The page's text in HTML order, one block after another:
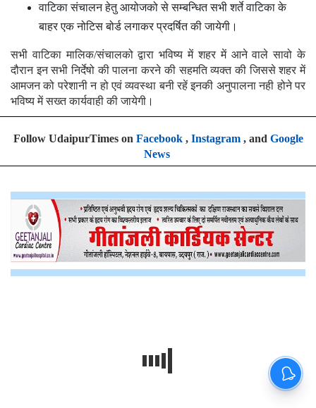
वाटिका संचालन हेतु आयोजको से सम्बन्धित सभी शर्ते वाटिका के
बाहर एक नोटिस बोर्ड लगाकर प्रदर्षित की जायेगी।
सभी वाटिका मालिक/संचालको द्वारा भविष्य में शहर में आने वाले सावो के
दौरान इन सभी निर्देषो की पालना करने की सहमति व्यक्त की जिससे शहर में
आमजन को परेशानी न हो एवं व्यवस्था बनी रहें इनकी अनुपालना नही होने पर
भविष्य में सख्त कार्यवाही की जायेगी।
Follow UdaipurTimes on Facebook, Instagram, and Google
News